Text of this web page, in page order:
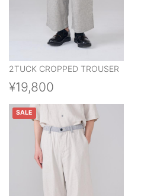
2TUCK CROPPED TROUSER
¥19,800
SALE